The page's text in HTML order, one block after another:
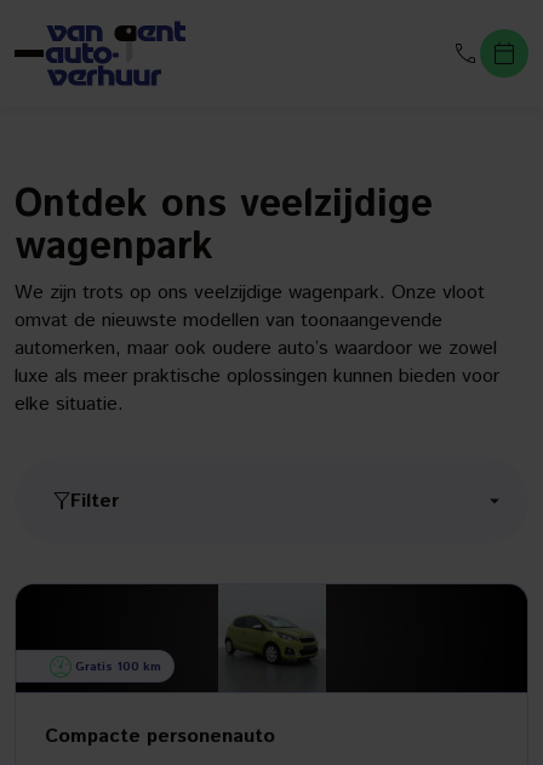
Ontdek ons veelzijdige
wagenpark
We zijn trots op ons veelzijdige wagenpark. Onze vloot
omvat de nieuwste modellen van toonaangevende
automerken, maar ook oudere auto’s waardoor we zowel
luxe als meer praktische oplossingen kunnen bieden voor
elke situatie.
Filter
Gratis 100 km
Compacte personenauto